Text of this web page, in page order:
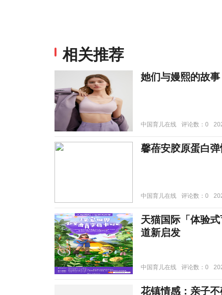
相关推荐
她们与嫚熙的故
中国育儿在线 评论数：0
馨蓓安胶原蛋白
中国育儿在线 评论数：0
天猫国际「体验
道新启发
中国育儿在线 评论数：0
花镇情感：亲子